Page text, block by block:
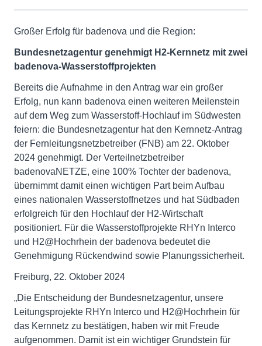
Großer Erfolg für badenova und die Region:
Bundesnetzagentur genehmigt H2-Kernnetz mit zwei
badenova-Wasserstoffprojekten
Bereits die Aufnahme in den Antrag war ein großer
Erfolg, nun kann badenova einen weiteren Meilenstein
auf dem Weg zum Wasserstoff-Hochlauf im Südwesten
feiern: die Bundesnetzagentur hat den Kernnetz-Antrag
der Fernleitungsnetzbetreiber (FNB) am 22. Oktober
2024 genehmigt. Der Verteilnetzbetreiber
badenovaNETZE, eine 100% Tochter der badenova,
übernimmt damit einen wichtigen Part beim Aufbau
eines nationalen Wasserstoffnetzes und hat Südbaden
erfolgreich für den Hochlauf der H2-Wirtschaft
positioniert. Für die Wasserstoffprojekte RHYn Interco
und H2@Hochrhein der badenova bedeutet die
Genehmigung Rückendwind sowie Planungssicherheit.
Freiburg, 22. Oktober 2024
„Die Entscheidung der Bundesnetzagentur, unsere
Leitungsprojekte RHYn Interco und H2@Hochrhein für
das Kernnetz zu bestätigen, haben wir mit Freude
aufgenommen. Damit ist ein wichtiger Grundstein für